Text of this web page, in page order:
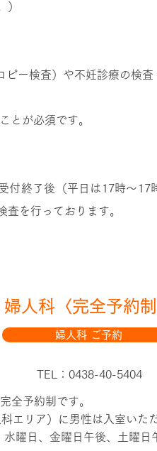
）
ー検査）や不妊診療の検査
とが必須です。
付終了後（平日は17時～17
を行っております。
婦人科〈完全予約制
婦人科 ご予約
TEL：0438-40-5404
全予約制です。
エリア）に男性は入室いた
曜日、金曜日午後、土曜日